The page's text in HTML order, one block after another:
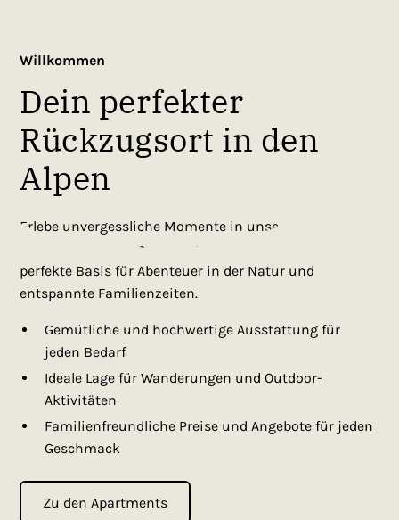
Willkommen
Dein perfekter
Rückzugsort in den
Alpen
Erlebe unvergessliche Momente in unseren
gemütlichen Ferienwohnungen. Hier findest du die
perfekte Basis für Abenteuer in der Natur und
entspannte Familienzeiten.
Gemütliche und hochwertige Ausstattung für
jeden Bedarf
Ideale Lage für Wanderungen und Outdoor-
Aktivitäten
Familienfreundliche Preise und Angebote für jeden
Geschmack
Zu den Apartments